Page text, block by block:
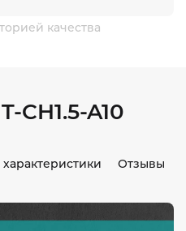
качества
CH1.5-A10
Отзывы